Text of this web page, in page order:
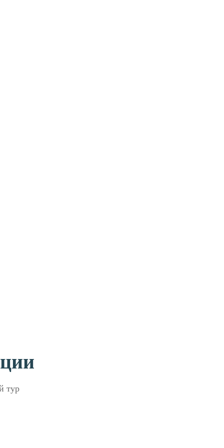
тур